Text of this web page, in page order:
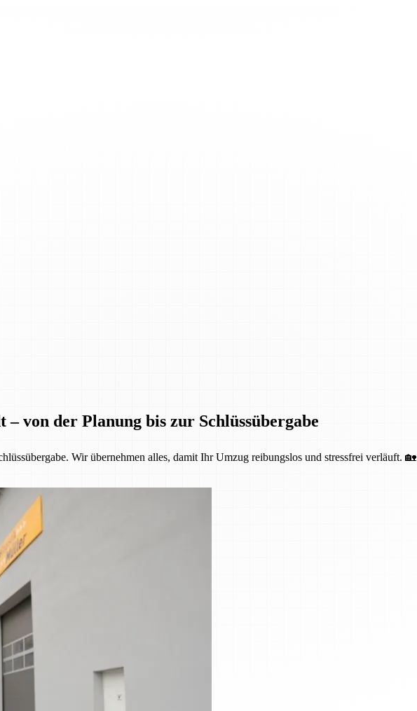
von der Planung bis zur Schlüssübergabe
Wir übernehmen alles, damit Ihr Umzug reibungslos und stressfrei verläuft. 🏡